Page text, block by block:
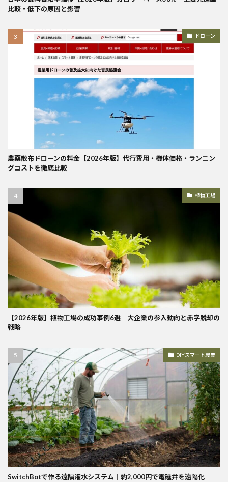
比較・低下の原因と影響
ドローン
農薬散布ドローンの料金【2026年版】代行費用・機体価格・ランニン
グコストを徹底比較
植物工場
【2026年版】植物工場の成功事例6選｜大企業の参入動向と赤字脱却の
戦略
DIYスマート農業
SwitchBotで作る遠隔潅水システム｜約2,000円で電磁弁を遠隔化